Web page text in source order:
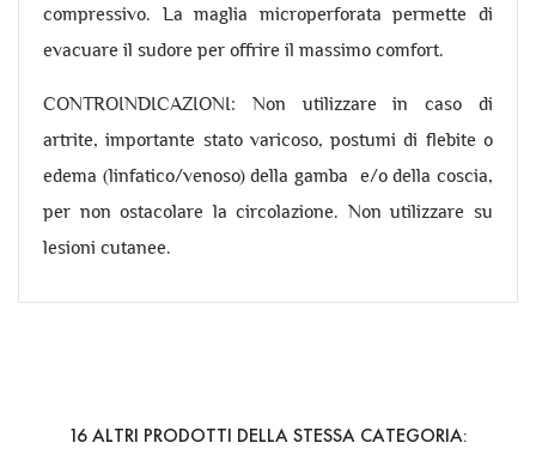
compressivo. La maglia microperforata permette di
evacuare il sudore per offrire il massimo comfort.
CONTROINDICAZIONI: Non utilizzare in caso di
artrite, importante stato varicoso, postumi di flebite o
edema (linfatico/venoso) della gamba e/o della coscia,
per non ostacolare la circolazione. Non utilizzare su
lesioni cutanee.
16 ALTRI PRODOTTI DELLA STESSA CATEGORIA: